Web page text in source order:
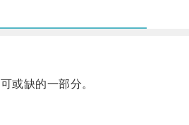
或缺的一部分。